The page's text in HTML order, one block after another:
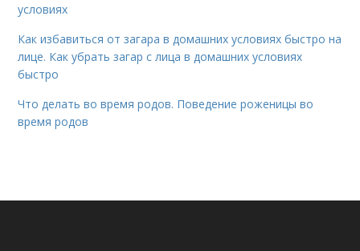
условиях
Как избавиться от загара в домашних условиях быстро на
лице. Как убрать загар с лица в домашних условиях
быстро
Что делать во время родов. Поведение роженицы во
время родов